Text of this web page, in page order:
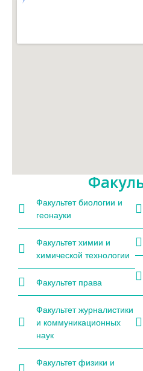
Факультет биологии и
геонауки
Факультет химии и
химической технологии
Факультет права
Факультет журналистики
и коммуникационных
наук
Факультет физики и